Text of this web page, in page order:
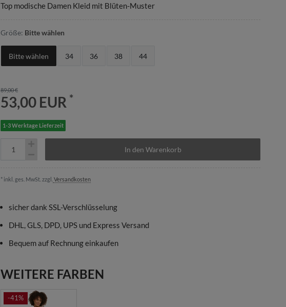
Top modische Damen Kleid mit Blüten-Muster
Größe: Bitte wählen
Bitte wählen 34 36 38 44
89,00 €
53,00 EUR *
1-3 Werktage Lieferzeit
In den Warenkorb
* inkl. ges. MwSt. zzgl. Versandkosten
sicher dank SSL-Verschlüsselung
DHL, GLS, DPD, UPS und Express Versand
Bequem auf Rechnung einkaufen
WEITERE FARBEN
-41%